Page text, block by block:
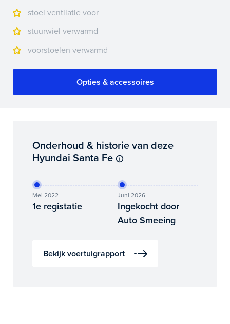
stoel ventilatie voor
stuurwiel verwarmd
voorstoelen verwarmd
Opties & accessoires
Onderhoud & historie van deze
Hyundai Santa Fe
Mei 2022
1e registatie
Juni 2026
Ingekocht door
Auto Smeeing
Bekijk voertuigrapport